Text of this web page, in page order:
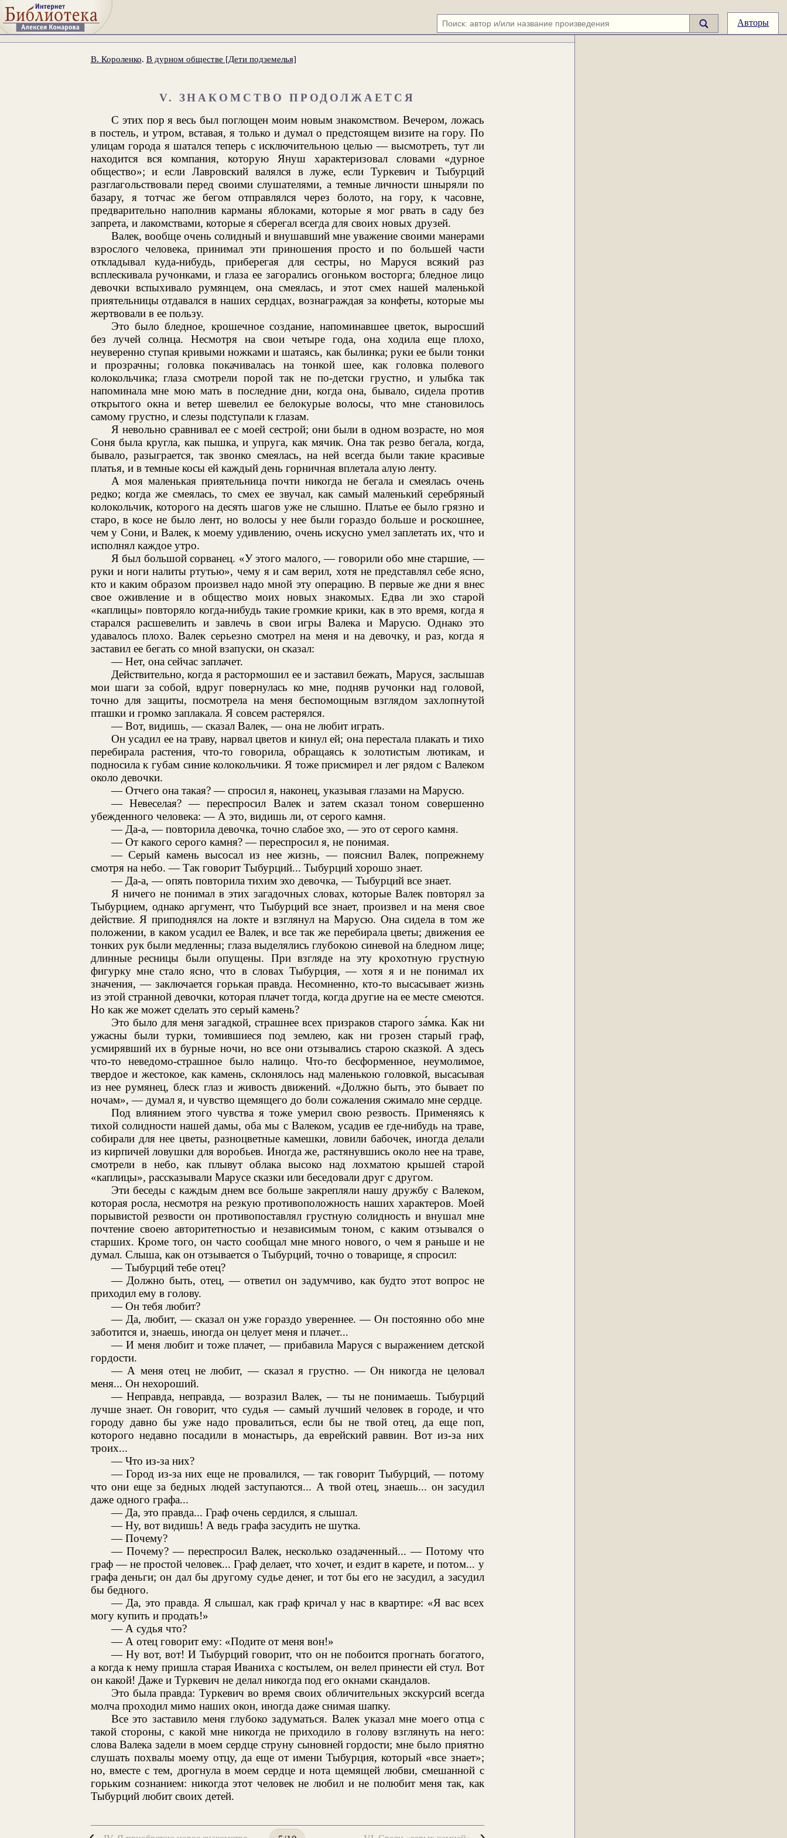
Авторы
В. Короленко. В дурном обществе [Дети подземелья]
V. ЗНАКОМСТВО ПРОДОЛЖАЕТСЯ
С этих пор я весь был поглощен моим новым знакомством. Вечером, ложась
в постель, и утром, вставая, я только и думал о предстоящем визите на гору. По
улицам города я шатался теперь с исключительною целью — высмотреть, тут ли
находится вся компания, которую Януш характеризовал словами «дурное
общество»; и если Лавровский валялся в луже, если Туркевич и Тыбурций
разглагольствовали перед своими слушателями, а темные личности шныряли по
базару, я тотчас же бегом отправлялся через болото, на гору, к часовне,
предварительно наполнив карманы яблоками, которые я мог рвать в саду без
запрета, и лакомствами, которые я сберегал всегда для своих новых друзей.
Валек, вообще очень солидный и внушавший мне уважение своими манерами
взрослого человека, принимал эти приношения просто и по большей части
откладывал куда-нибудь, приберегая для сестры, но Маруся всякий раз
всплескивала ручонками, и глаза ее загорались огоньком восторга; бледное лицо
девочки вспыхивало румянцем, она смеялась, и этот смех нашей маленькой
приятельницы отдавался в наших сердцах, вознаграждая за конфеты, которые мы
жертвовали в ее пользу.
Это было бледное, крошечное создание, напоминавшее цветок, выросший
без лучей солнца. Несмотря на свои четыре года, она ходила еще плохо,
неуверенно ступая кривыми ножками и шатаясь, как былинка; руки ее были тонки
и прозрачны; головка покачивалась на тонкой шее, как головка полевого
колокольчика; глаза смотрели порой так не по-детски грустно, и улыбка так
напоминала мне мою мать в последние дни, когда она, бывало, сидела против
открытого окна и ветер шевелил ее белокурые волосы, что мне становилось
самому грустно, и слезы подступали к глазам.
Я невольно сравнивал ее с моей сестрой; они были в одном возрасте, но моя
Соня была кругла, как пышка, и упруга, как мячик. Она так резво бегала, когда,
бывало, разыграется, так звонко смеялась, на ней всегда были такие красивые
платья, и в темные косы ей каждый день горничная вплетала алую ленту.
А моя маленькая приятельница почти никогда не бегала и смеялась очень
редко; когда же смеялась, то смех ее звучал, как самый маленький серебряный
колокольчик, которого на десять шагов уже не слышно. Платье ее было грязно и
старо, в косе не было лент, но волосы у нее были гораздо больше и роскошнее,
чем у Сони, и Валек, к моему удивлению, очень искусно умел заплетать их, что и
исполнял каждое утро.
Я был большой сорванец. «У этого малого, — говорили обо мне старшие, —
руки и ноги налиты ртутью», чему я и сам верил, хотя не представлял себе ясно,
кто и каким образом произвел надо мной эту операцию. В первые же дни я внес
свое оживление и в общество моих новых знакомых. Едва ли эхо старой
«каплицы» повторяло когда-нибудь такие громкие крики, как в это время, когда я
старался расшевелить и завлечь в свои игры Валека и Марусю. Однако это
удавалось плохо. Валек серьезно смотрел на меня и на девочку, и раз, когда я
заставил ее бегать со мной взапуски, он сказал:
— Нет, она сейчас заплачет.
Действительно, когда я растормошил ее и заставил бежать, Маруся, заслышав
мои шаги за собой, вдруг повернулась ко мне, подняв ручонки над головой,
точно для защиты, посмотрела на меня беспомощным взглядом захлопнутой
пташки и громко заплакала. Я совсем растерялся.
— Вот, видишь, — сказал Валек, — она не любит играть.
Он усадил ее на траву, нарвал цветов и кинул ей; она перестала плакать и тихо
перебирала растения, что-то говорила, обращаясь к золотистым лютикам, и
подносила к губам синие колокольчики. Я тоже присмирел и лег рядом с Валеком
около девочки.
— Отчего она такая? — спросил я, наконец, указывая глазами на Марусю.
— Невеселая? — переспросил Валек и затем сказал тоном совершенно
убежденного человека: — А это, видишь ли, от серого камня.
— Да-а, — повторила девочка, точно слабое эхо, — это от серого камня.
— От какого серого камня? — переспросил я, не понимая.
— Серый камень высосал из нее жизнь, — пояснил Валек, попрежнему
смотря на небо. — Так говорит Тыбурций... Тыбурций хорошо знает.
— Да-а, — опять повторила тихим эхо девочка, — Тыбурций все знает.
Я ничего не понимал в этих загадочных словах, которые Валек повторял за
Тыбурцием, однако аргумент, что Тыбурций все знает, произвел и на меня свое
действие. Я приподнялся на локте и взглянул на Марусю. Она сидела в том же
положении, в каком усадил ее Валек, и все так же перебирала цветы; движения ее
тонких рук были медленны; глаза выделялись глубокою синевой на бледном лице;
длинные ресницы были опущены. При взгляде на эту крохотную грустную
фигурку мне стало ясно, что в словах Тыбурция, — хотя я и не понимал их
значения, — заключается горькая правда. Несомненно, кто-то высасывает жизнь
из этой странной девочки, которая плачет тогда, когда другие на ее месте смеются.
Но как же может сделать это серый камень?
Это было для меня загадкой, страшнее всех призраков старого за́мка. Как ни
ужасны были турки, томившиеся под землею, как ни грозен старый граф,
усмирявший их в бурные ночи, но все они отзывались старою сказкой. А здесь
что-то неведомо-страшное было налицо. Что-то бесформенное, неумолимое,
твердое и жестокое, как камень, склонялось над маленькою головкой, высасывая
из нее румянец, блеск глаз и живость движений. «Должно быть, это бывает по
ночам», — думал я, и чувство щемящего до боли сожаления сжимало мне сердце.
Под влиянием этого чувства я тоже умерил свою резвость. Применяясь к
тихой солидности нашей дамы, оба мы с Валеком, усадив ее где-нибудь на траве,
собирали для нее цветы, разноцветные камешки, ловили бабочек, иногда делали
из кирпичей ловушки для воробьев. Иногда же, растянувшись около нее на траве,
смотрели в небо, как плывут облака высоко над лохматою крышей старой
«каплицы», рассказывали Марусе сказки или беседовали друг с другом.
Эти беседы с каждым днем все больше закрепляли нашу дружбу с Валеком,
которая росла, несмотря на резкую противоположность наших характеров. Моей
порывистой резвости он противопоставлял грустную солидность и внушал мне
почтение своею авторитетностью и независимым тоном, с каким отзывался о
старших. Кроме того, он часто сообщал мне много нового, о чем я раньше и не
думал. Слыша, как он отзывается о Тыбурций, точно о товарище, я спросил:
— Тыбурций тебе отец?
— Должно быть, отец, — ответил он задумчиво, как будто этот вопрос не
приходил ему в голову.
— Он тебя любит?
— Да, любит, — сказал он уже гораздо увереннее. — Он постоянно обо мне
заботится и, знаешь, иногда он целует меня и плачет...
— И меня любит и тоже плачет, — прибавила Маруся с выражением детской
гордости.
— А меня отец не любит, — сказал я грустно. — Он никогда не целовал
меня... Он нехороший.
— Неправда, неправда, — возразил Валек, — ты не понимаешь. Тыбурций
лучше знает. Он говорит, что судья — самый лучший человек в городе, и что
городу давно бы уже надо провалиться, если бы не твой отец, да еще поп,
которого недавно посадили в монастырь, да еврейский раввин. Вот из-за них
троих...
— Что из-за них?
— Город из-за них еще не провалился, — так говорит Тыбурций, — потому
что они еще за бедных людей заступаются... А твой отец, знаешь... он засудил
даже одного графа...
— Да, это правда... Граф очень сердился, я слышал.
— Ну, вот видишь! А ведь графа засудить не шутка.
— Почему?
— Почему? — переспросил Валек, несколько озадаченный... — Потому что
граф — не простой человек... Граф делает, что хочет, и ездит в карете, и потом... у
графа деньги; он дал бы другому судье денег, и тот бы его не засудил, а засудил
бы бедного.
— Да, это правда. Я слышал, как граф кричал у нас в квартире: «Я вас всех
могу купить и продать!»
— А судья что?
— А отец говорит ему: «Подите от меня вон!»
— Ну вот, вот! И Тыбурций говорит, что он не побоится прогнать богатого,
а когда к нему пришла старая Иваниха с костылем, он велел принести ей стул. Вот
он какой! Даже и Туркевич не делал никогда под его окнами скандалов.
Это была правда: Туркевич во время своих обличительных экскурсий всегда
молча проходил мимо наших окон, иногда даже снимая шапку.
Все это заставило меня глубоко задуматься. Валек указал мне моего отца с
такой стороны, с какой мне никогда не приходило в голову взглянуть на него:
слова Валека задели в моем сердце струну сыновней гордости; мне было приятно
слушать похвалы моему отцу, да еще от имени Тыбурция, который «все знает»;
но, вместе с тем, дрогнула в моем сердце и нота щемящей любви, смешанной с
горьким сознанием: никогда этот человек не любил и не полюбит меня так, как
Тыбурций любит своих детей.